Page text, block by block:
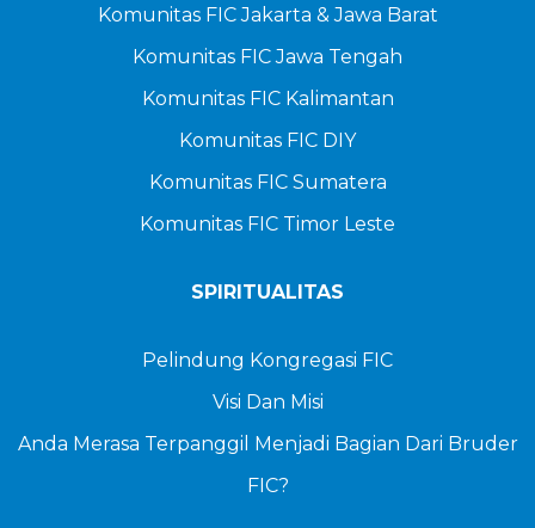
Komunitas FIC Jakarta & Jawa Barat
Komunitas FIC Jawa Tengah
Komunitas FIC Kalimantan
Komunitas FIC DIY
Komunitas FIC Sumatera
Komunitas FIC Timor Leste
SPIRITUALITAS
Pelindung Kongregasi FIC
Visi Dan Misi
Anda Merasa Terpanggil Menjadi Bagian Dari Bruder
FIC?